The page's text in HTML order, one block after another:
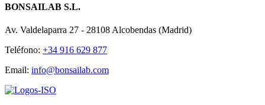
BONSAILAB S.L.
Av. Valdelaparra 27 - 28108 Alcobendas (Madrid)
Teléfono: +34 916 629 877
Email: info@bonsailab.com